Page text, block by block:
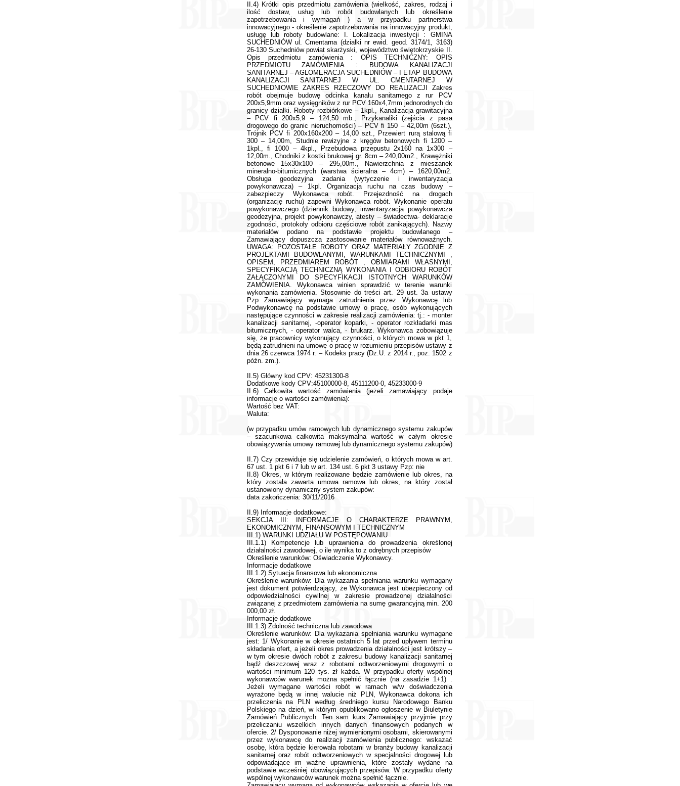
II.4) Krótki opis przedmiotu zamówienia (wielkość, zakres, rodzaj i
ilość dostaw, usług lub robót budowlanych lub określenie
zapotrzebowania i wymagań ) a w przypadku partnerstwa
innowacyjnego - określenie zapotrzebowania na innowacyjny produkt,
usługę lub roboty budowlane: I. Lokalizacja inwestycji : GMINA
SUCHEDNIÓW ul. Cmentarna (działki nr ewid. geod. 3174/1, 3163)
26-130 Suchedniów powiat skarżyski, województwo świętokrzyskie II.
Opis przedmiotu zamówienia : OPIS TECHNICZNY: OPIS
PRZEDMIOTU ZAMÓWIENIA : BUDOWA KANALIZACJI
SANITARNEJ – AGLOMERACJA SUCHEDNIÓW – I ETAP BUDOWA
KANALIZACJI SANITARNEJ W UL. CMENTARNEJ W
SUCHEDNIOWIE ZAKRES RZECZOWY DO REALIZACJI Zakres
robót obejmuje budowę odcinka kanału sanitarnego z rur PCV
200x5,9mm oraz wysięgników z rur PCV 160x4,7mm jednorodnych do
granicy działki. Roboty rozbiórkowe – 1kpl., Kanalizacja grawitacyjna
– PCV fi 200x5,9 – 124,50 mb., Przykanaliki (zejścia z pasa
drogowego do granic nieruchomości) – PCV fi 150 – 42,00m (6szt.),
Trójnik PCV fi 200x160x200 – 14,00 szt., Przewiert rurą stalową fi
300 – 14,00m, Studnie rewizyjne z kręgów betonowych fi 1200 –
1kpl., fi 1000 – 4kpl., Przebudowa przepustu 2x160 na 1x300 –
12,00m., Chodniki z kostki brukowej gr. 8cm – 240,00m2., Krawężniki
betonowe 15x30x100 – 295,00m., Nawierzchnia z mieszanek
mineralno-bitumicznych (warstwa ścieralna – 4cm) – 1620,00m2.
Obsługa geodezyjna zadania (wytyczenie i inwentaryzacja
powykonawcza) – 1kpl. Organizacja ruchu na czas budowy –
zabezpieczy Wykonawca robót. Przejezdność na drogach
(organizację ruchu) zapewni Wykonawca robót. Wykonanie operatu
powykonawczego (dziennik budowy, inwentaryzacja powykonawcza
geodezyjna, projekt powykonawczy, atesty – świadectwa- deklaracje
zgodności, protokoły odbioru częściowe robót zanikających). Nazwy
materiałów podano na podstawie projektu budowlanego –
Zamawiający dopuszcza zastosowanie materiałów równoważnych.
UWAGA: POZOSTAŁE ROBOTY ORAZ MATERIAŁY ZGODNIE Z
PROJEKTAMI BUDOWLANYMI, WARUNKAMI TECHNICZNYMI ,
OPISEM, PRZEDMIAREM ROBÓT , OBMIARAMI WŁASNYMI,
SPECYFIKACJĄ TECHNICZNĄ WYKONANIA I ODBIORU ROBÓT
ZAŁĄCZONYMI DO SPECYFIKACJI ISTOTNYCH WARUNKÓW
ZAMÓWIENIA. Wykonawca winien sprawdzić w terenie warunki
wykonania zamówienia. Stosownie do treści art. 29 ust. 3a ustawy
Pzp Zamawiający wymaga zatrudnienia przez Wykonawcę lub
Podwykonawcę na podstawie umowy o pracę, osób wykonujących
następujące czynności w zakresie realizacji zamówienia: tj.: - monter
kanalizacji sanitarnej, -operator koparki, - operator rozkładarki mas
bitumicznych, - operator walca, - brukarz. Wykonawca zobowiązuje
się, że pracownicy wykonujący czynności, o których mowa w pkt 1,
będą zatrudnieni na umowę o pracę w rozumieniu przepisów ustawy z
dnia 26 czerwca 1974 r. – Kodeks pracy (Dz.U. z 2014 r., poz. 1502 z
późn. zm.).
II.5) Główny kod CPV: 45231300-8
Dodatkowe kody CPV:45100000-8, 45111200-0, 45233000-9
II.6) Całkowita wartość zamówienia (jeżeli zamawiający podaje
informacje o wartości zamówienia):
Wartość bez VAT:
Waluta:
(w przypadku umów ramowych lub dynamicznego systemu zakupów
– szacunkowa całkowita maksymalna wartość w całym okresie
obowiązywania umowy ramowej lub dynamicznego systemu zakupów)
II.7) Czy przewiduje się udzielenie zamówień, o których mowa w art.
67 ust. 1 pkt 6 i 7 lub w art. 134 ust. 6 pkt 3 ustawy Pzp: nie
II.8) Okres, w którym realizowane będzie zamówienie lub okres, na
który została zawarta umowa ramowa lub okres, na który został
ustanowiony dynamiczny system zakupów:
data zakończenia: 30/11/2016
II.9) Informacje dodatkowe:
SEKCJA III: INFORMACJE O CHARAKTERZE PRAWNYM,
EKONOMICZNYM, FINANSOWYM I TECHNICZNYM
III.1) WARUNKI UDZIAŁU W POSTĘPOWANIU
III.1.1) Kompetencje lub uprawnienia do prowadzenia określonej
działalności zawodowej, o ile wynika to z odrębnych przepisów
Określenie warunków: Oświadczenie Wykonawcy.
Informacje dodatkowe
III.1.2) Sytuacja finansowa lub ekonomiczna
Określenie warunków: Dla wykazania spełniania warunku wymagany
jest dokument potwierdzający, że Wykonawca jest ubezpieczony od
odpowiedzialności cywilnej w zakresie prowadzonej działalności
związanej z przedmiotem zamówienia na sumę gwarancyjną min. 200
000,00 zł.
Informacje dodatkowe
III.1.3) Zdolność techniczna lub zawodowa
Określenie warunków: Dla wykazania spełniania warunku wymagane
jest: 1/ Wykonanie w okresie ostatnich 5 lat przed upływem terminu
składania ofert, a jeżeli okres prowadzenia działalności jest krótszy –
w tym okresie dwóch robót z zakresu budowy kanalizacji sanitarnej
bądź deszczowej wraz z robotami odtworzeniowymi drogowymi o
wartości minimum 120 tys. zł każda. W przypadku oferty wspólnej
wykonawców warunek można spełnić łącznie (na zasadzie 1+1) .
Jeżeli wymagane wartości robót w ramach w/w doświadczenia
wyrażone będą w innej walucie niż PLN, Wykonawca dokona ich
przeliczenia na PLN według średniego kursu Narodowego Banku
Polskiego na dzień, w którym opublikowano ogłoszenie w Biuletynie
Zamówień Publicznych. Ten sam kurs Zamawiający przyjmie przy
przeliczaniu wszelkich innych danych finansowych podanych w
ofercie. 2/ Dysponowanie niżej wymienionymi osobami, skierowanymi
przez wykonawcę do realizacji zamówienia publicznego: wskazać
osobę, która będzie kierowała robotami w branży budowy kanalizacji
sanitarnej oraz robót odtworzeniowych w specjalności drogowej lub
odpowiadające im ważne uprawnienia, które zostały wydane na
podstawie wcześniej obowiązujących przepisów. W przypadku oferty
wspólnej wykonawców warunek można spełnić łącznie.